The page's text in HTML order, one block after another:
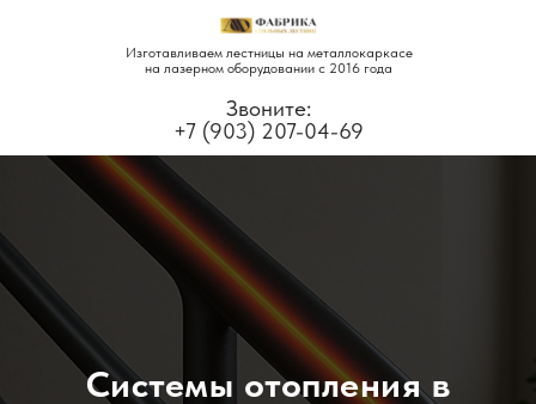
+7 (903) 207-04-69
Звоните:
Изготавливаем лестницы на металлокаркасе
на лазерном оборудовании с 2016 года
Системы отопления в